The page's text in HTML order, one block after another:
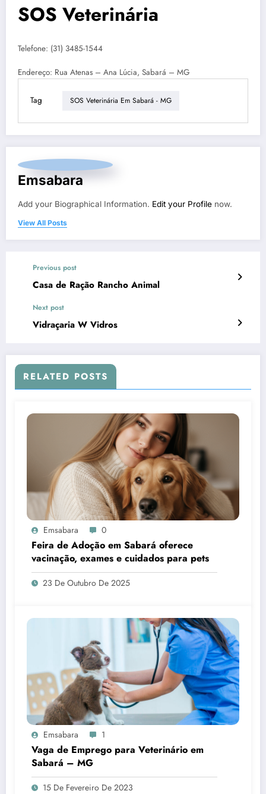
SOS Veterinária
Telefone: (31) 3485-1544
Endereço: Rua Atenas – Ana Lúcia, Sabará – MG
Tag SOS Veterinária Em Sabará - MG
Emsabara
Add your Biographical Information. Edit your Profile now.
View All Posts
Previous post
Casa de Ração Rancho Animal
Next post
Vidraçaria W Vidros
RELATED POSTS
Emsabara 0
Feira de Adoção em Sabará oferece
vacinação, exames e cuidados para pets
23 De Outubro De 2025
Emsabara 1
Vaga de Emprego para Veterinário em
Sabará – MG
15 De Fevereiro De 2023